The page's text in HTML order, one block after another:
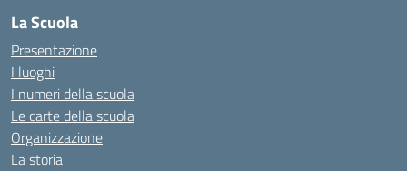
La Scuola
Presentazione
I luoghi
I numeri della scuola
Le carte della scuola
Organizzazione
La storia